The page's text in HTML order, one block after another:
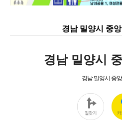
경남 밀양시 중